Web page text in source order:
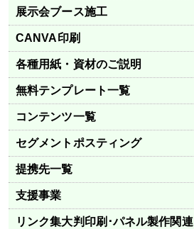
展示会ブース施工
CANVA印刷
各種用紙・資材のご説明
無料テンプレート一覧
コンテンツ一覧
セグメントポスティング
提携先一覧
支援事業
リンク集大判印刷･パネル製作関連